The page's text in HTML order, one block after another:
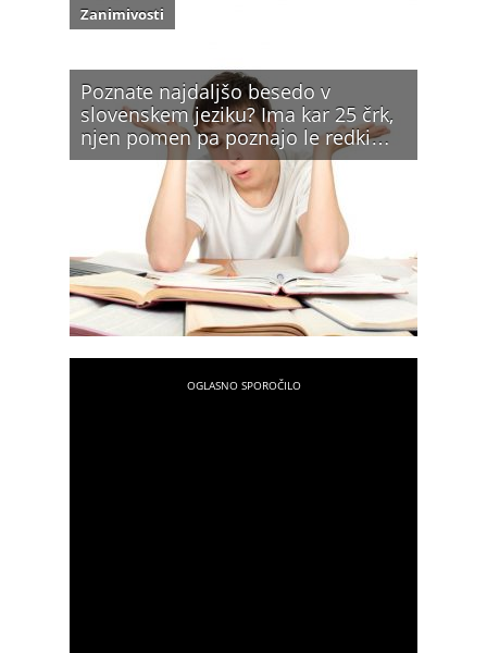
Poznate najdaljšo besedo v
slovenskem jeziku? Ima kar 25 črk,
njen pomen pa poznajo le redki…
Zanimivosti